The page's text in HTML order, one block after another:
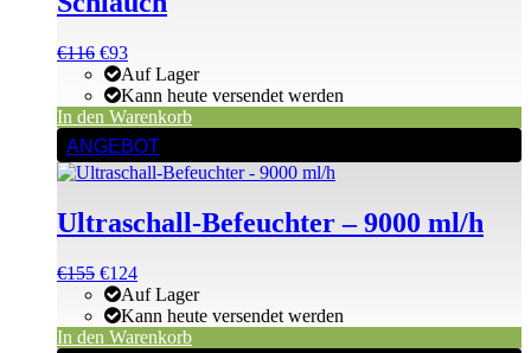
Ursprünglicher
Preis
war:
€116
€116Aktueller
Preis
ist:
€116.
€93
Auf Lager
Kann heute versendet werden
In den Warenkorb
ANGEBOT
Ultraschall-Befeuchter – 9000 ml/h
Ursprünglicher
Preis
war:
€155
€155Aktueller
Preis
ist:
€155.
€124
Auf Lager
Kann heute versendet werden
In den Warenkorb